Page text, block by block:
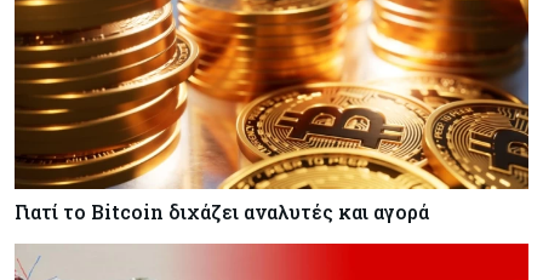
Γιατί το Bitcoin διχάζει αναλυτές και αγορά